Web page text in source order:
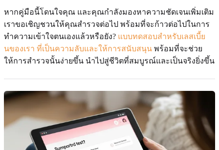
หากคู่มือนี้โดนใจคุณ และคุณกำลังมองหาความชัดเจนเพิ่มเติม
เราขอเชิญชวนให้คุณสำรวจต่อไป พร้อมที่จะก้าวต่อไปในการ
ทำความเข้าใจตนเองแล้วหรือยัง? แบบทดสอบสำหรับเลสเบี้ย
นของเรา ที่เป็นความลับและให้การสนับสนุน พร้อมที่จะช่วย
ให้การสำรวจนั้นง่ายขึ้น นำไปสู่ชีวิตที่สมบูรณ์และเป็นจริงยิ่งขึ้น